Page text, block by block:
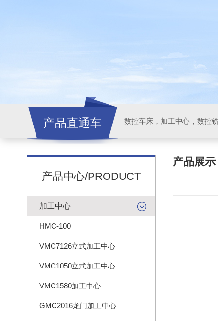
产品直通车
产品中心/PRODUCT
加工中心
HMC-100
VMC7126立式加工中心
VMC1050立式加工中心
VMC1580加工中心
GMC2016龙门加工中心
产品展示